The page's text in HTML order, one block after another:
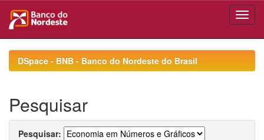
navigationDSpace - BNB - Banco do Nordeste do Brasil
Pesquisar
Pesquisar: